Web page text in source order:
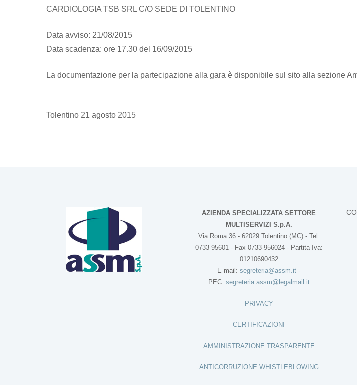
CARDIOLOGIA TSB SRL C/O SEDE DI TOLENTINO
Data avviso: 21/08/2015
Data scadenza: ore 17.30 del 16/09/2015
La documentazione per la partecipazione alla gara è disponibile sul sito alla sezione
Tolentino 21 agosto 2015
AZIENDA SPECIALIZZATA SETTORE
MULTISERVIZI S.p.A.
Via Roma 36 - 62029 Tolentino (MC) - Tel.
0733-95601 - Fax 0733-956024 - Partita Iva:
01210690432
E-mail: segreteria@assm.it -
PEC: segreteria.assm@legalmail.it
PRIVACY
CERTIFICAZIONI
AMMINISTRAZIONE TRASPARENTE
ANTICORRUZIONE WHISTLEBLOWING